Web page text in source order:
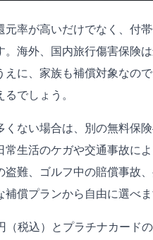
元率が高いだけでなく、付
。海外、国内旅行傷害保険
えに、家族も補償対象なの
でしょう。
くない場合は、別の無料保
常生活のケガや交通事故に
盗難、ゴルフ中の賠償事故
償プランから自由に選べま
（税込）とプラチナカード